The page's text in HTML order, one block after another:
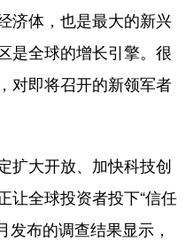
济体，也是最大的新兴
是全球的增长引擎。很
对即将召开的新领军者
大开放、加快科技创
让全球投资者投下“信任
发布的调查结果显示，